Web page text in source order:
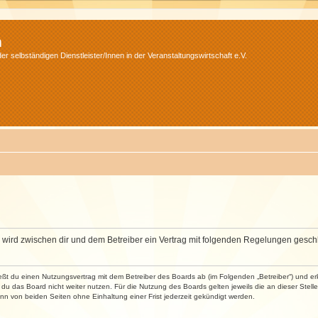
selbständigen Dienstleister/Innen in der Veranstaltungswirtschaft e.V.
wird zwischen dir und dem Betreiber ein Vertrag mit folgenden Regelungen
du einen Nutzungsvertrag mit dem Betreiber des Boards ab (im Folgenden „Betreiber“)
das Board nicht weiter nutzen. Für die Nutzung des Boards gelten jeweils die an dieser
von beiden Seiten ohne Einhaltung einer Frist jederzeit gekündigt werden.